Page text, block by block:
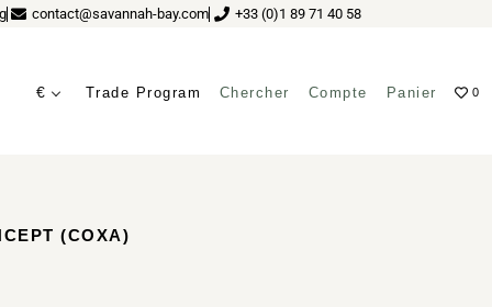
contact@savannah-bay.com +33 (0)1 89 71 40 58
€ Trade Program Chercher Compte Panier 0
(COXA)